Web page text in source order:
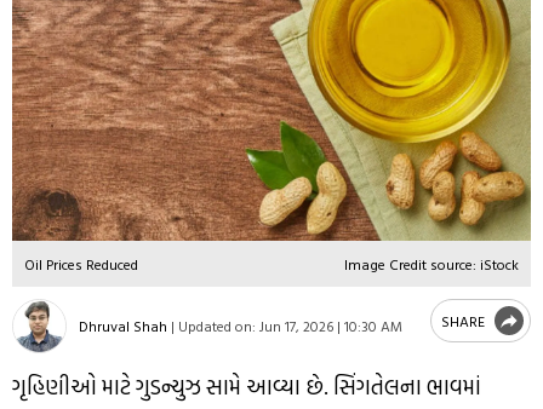
Oil Prices Reduced Image Credit source: iStock
Dhruval Shah | Updated on: Jun 17, 2026 | 10:30 AM SHARE
ગૃહિણીઓ માટે ગુડન્યુઝ સામે આવ્યા છે. સિંગતેલના ભાવમાં